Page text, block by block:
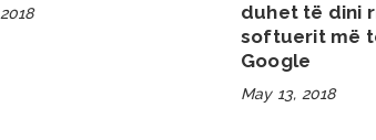
duhet të dini
softuerit më
Google
May 13, 2018